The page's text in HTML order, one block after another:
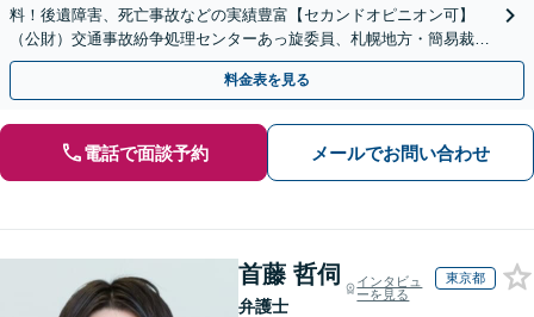
料！後遺障害、死亡事故などの実績豊富【セカンドオピニオン可】
（公財）交通事故紛争処理センターあっ旋委員、札幌地方・簡易裁判
所調停委員の経験あり
料金表を見る
電話で面談予約 メールでお問い合わせ
首藤 哲伺
弁護士
インタビュ
ーを見る
東京都